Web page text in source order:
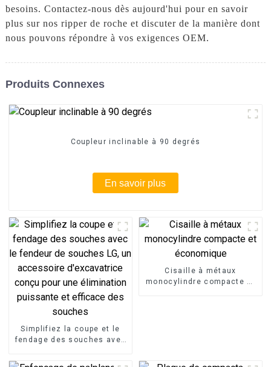
besoins. Contactez-nous dès aujourd'hui pour en savoir
plus sur nos ripper de roche et discuter de la manière dont
nous pouvons répondre à vos exigences OEM.
Produits Connexes
Coupleur inclinable à 90 degrés
En savoir plus
Simplifiez la coupe et le
fendage des souches avec
Cisaille à métaux
monocylindre compacte et